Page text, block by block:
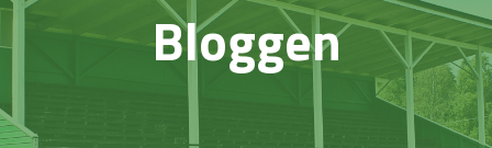
Bloggen